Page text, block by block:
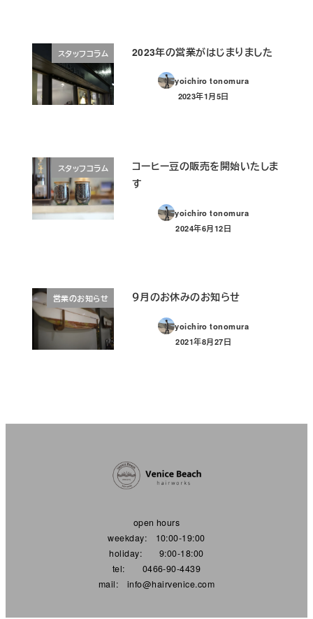
スタッフコラム 2023年の営業がはじまりました
yoichiro tonomura
投稿日
2023年1月5日
スタッフコラム
コーヒー豆の販売を開始いたしま
す
yoichiro tonomura
投稿日
2024年6月12日
営業のお知らせ ９月のお休みのお知らせ
yoichiro tonomura
投稿日
2021年8月27日
open hours
weekday: 10:00-19:00
holiday: 9:00-18:00
tel: 0466-90-4439
mail: info@hairvenice.com